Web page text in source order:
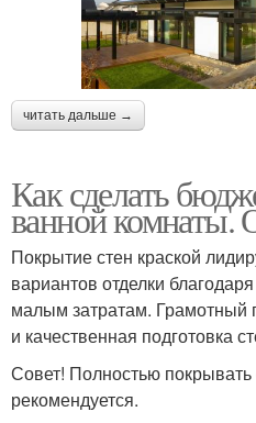
читать дальше →
Как сделать
ванной комнаты.
Покрытие стен краской
вариантов отделки
малым затратам. Грамотный
и качественная подготовка
Совет! Полностью
рекомендуется.